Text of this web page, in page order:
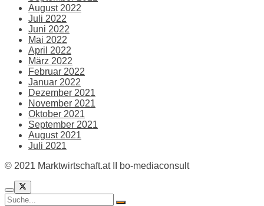
August 2022
Juli 2022
Juni 2022
Mai 2022
April 2022
März 2022
Februar 2022
Januar 2022
Dezember 2021
November 2021
Oktober 2021
September 2021
August 2021
Juli 2021
© 2021 Marktwirtschaft.at II bo-mediaconsult